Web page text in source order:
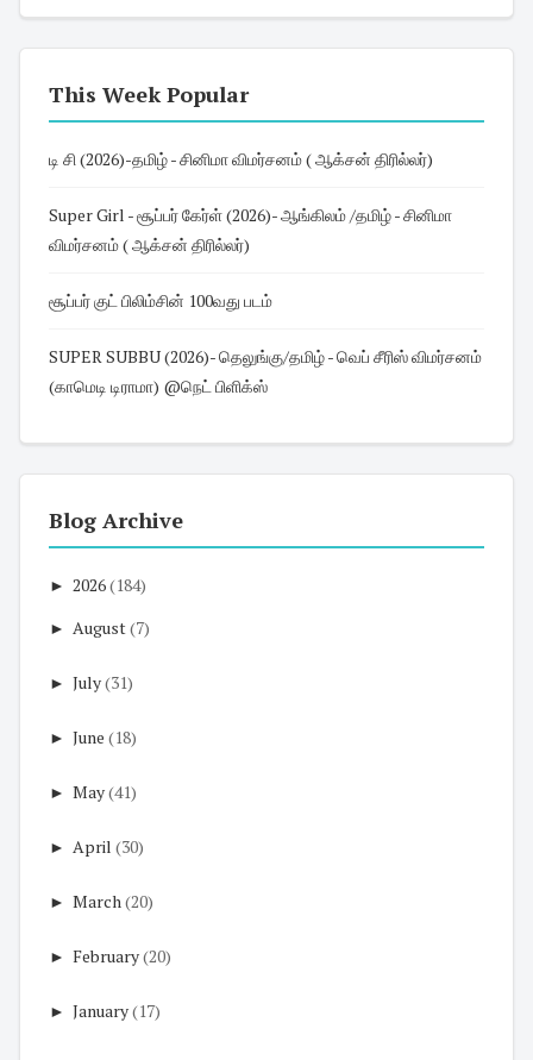
This Week Popular
டி சி (2026)-தமிழ் - சினிமா விமர்சனம் ( ஆக்சன் திரில்லர்)
Super Girl - சூப்பர் கேர்ள் (2026)- ஆங்கிலம் /தமிழ் - சினிமா
விமர்சனம் ( ஆக்சன் திரில்லர்)
சூப்பர் குட் பிலிம்சின் 100வது படம்
SUPER SUBBU (2026)- தெலுங்கு/தமிழ் - வெப் சீரிஸ் விமர்சனம்
(காமெடி டிராமா) @நெட் பிளிக்ஸ்
Blog Archive
► 2026(184)
► August(7)
► July(31)
► June (18)
► May(41)
► April (30)
► March(20)
► February(20)
► January(17)